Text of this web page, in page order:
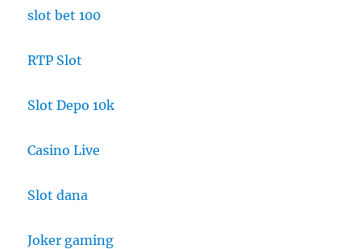
slot bet 100
RTP Slot
Slot Depo 10k
Casino Live
Slot dana
Joker gaming